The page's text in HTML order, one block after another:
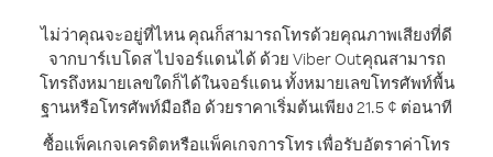
ไม่ว่าคุณจะอยู่ที่ไหน คุณก็สามารถโทรด้วยคุณภาพเสียงที่ดี
จากบาร์เบโดส ไปจอร์แดนได้ ด้วย Viber Outคุณสามารถ
โทรถึงหมายเลขใดก็ได้ในจอร์แดน ทั้งหมายเลขโทรศัพท์พื้น
ฐานหรือโทรศัพท์มือถือ ด้วยราคาเริ่มต้นเพียง 21.5 ¢ ต่อนาที
ซื้อแพ็คเกจเครดิตหรือแพ็คเกจการโทร เพื่อรับอัตราค่าโทร